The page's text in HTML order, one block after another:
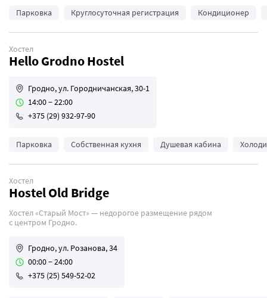
Парковка Круглосуточная регистрация Кондиционер
Хостел
Hello Grodno Hostel
Гродно, ул. Городничанская, 30-1
14:00 − 22:00
+375 (29) 932-97-90
Парковка Собственная кухня Душевая кабина
Хостел
Hostel Old Bridge
Хостел «Старый Мост» — недорогое размещение рядом
с центром Гродно.
Гродно, ул. Розанова, 34
00:00 − 24:00
+375 (25) 549-52-02